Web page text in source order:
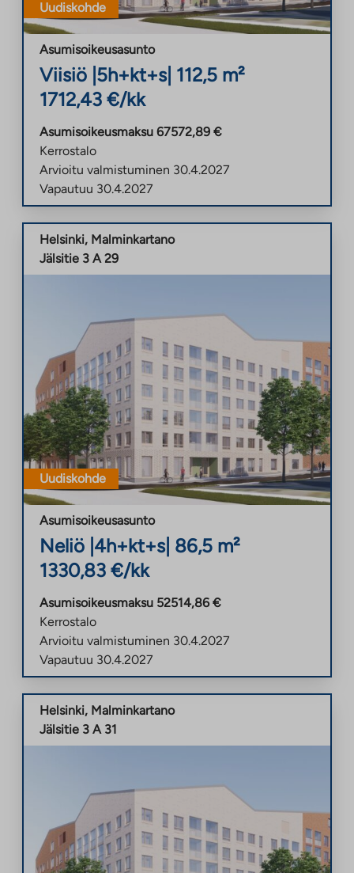
Uudiskohde
Asumisoikeusasunto
Viisiö 5h+kt+s| 112,5 m²
1712,43 €/kk
Asumisoikeusmaksu 67572,89 €
Kerrostalo
Arvioitu valmistuminen 30.4.2027
Vapautuu 30.4.2027
Helsinki, Malminkartano
Jälsitie 3 A 29
Uudiskohde
Asumisoikeusasunto
Neliö 4h+kt+s| 86,5 m²
1330,83 €/kk
Asumisoikeusmaksu 52514,86 €
Kerrostalo
Arvioitu valmistuminen 30.4.2027
Vapautuu 30.4.2027
Helsinki, Malminkartano
Jälsitie 3 A 31